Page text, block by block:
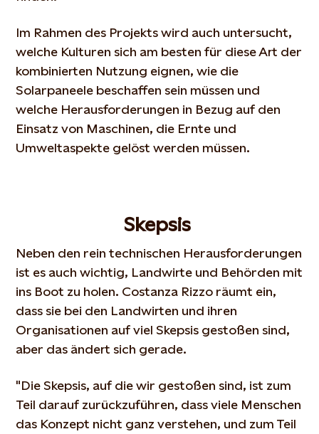
Im Rahmen des Projekts wird auch untersucht,
welche Kulturen sich am besten für diese Art der
kombinierten Nutzung eignen, wie die
Solarpaneele beschaffen sein müssen und
welche Herausforderungen in Bezug auf den
Einsatz von Maschinen, die Ernte und
Umweltaspekte gelöst werden müssen.
Skepsis
Neben den rein technischen Herausforderungen
ist es auch wichtig, Landwirte und Behörden mit
ins Boot zu holen. Costanza Rizzo räumt ein,
dass sie bei den Landwirten und ihren
Organisationen auf viel Skepsis gestoßen sind,
aber das ändert sich gerade.
"Die Skepsis, auf die wir gestoßen sind, ist zum
Teil darauf zurückzuführen, dass viele Menschen
das Konzept nicht ganz verstehen, und zum Teil